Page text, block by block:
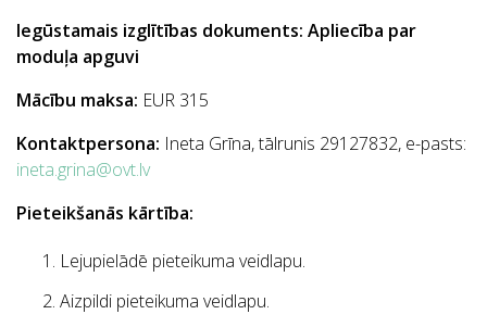
Iegūstamais izglītības dokuments: Apliecība par
moduļa apguvi
Mācību maksa: EUR 315
Kontaktpersona: Ineta Grīna, tālrunis 29127832, e-pasts:
ineta.grina@ovt.lv
Pieteikšanās kārtība:
Lejupielādē pieteikuma veidlapu.
Aizpildi pieteikuma veidlapu.